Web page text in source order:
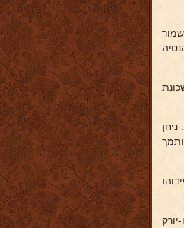
הספידוהו